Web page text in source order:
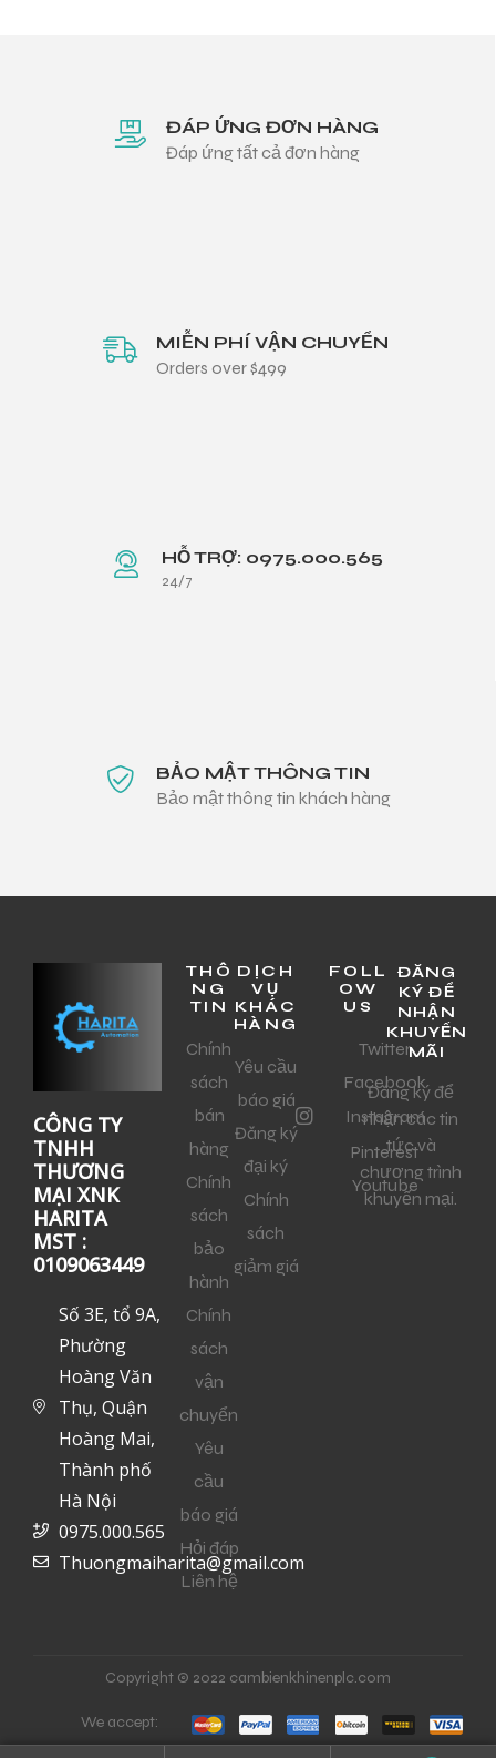
ĐÁP ỨNG ĐƠN HÀNG
Đáp ứng tất cả đơn hàng
MIỄN PHÍ VẬN CHUYỂN
Orders over $499
HỖ TRỢ: 0975.000.565
24/7
BẢO MẬT THÔNG TIN
Bảo mật thông tin khách hàng
CÔNG TY
TNHH
THƯƠNG
MẠI XNK
HARITA
MST :
0109063449
Số 3E, tổ 9A,
Phường
Hoàng Văn
Thụ, Quận
Hoàng Mai,
Thành phố
Hà Nội
0975.000.565
Thuongmaiharita@gmail.com
THÔ
NG
TIN
Chính
sách
bán
hàng
Chính
sách
bảo
hành
Chính
sách
vận
chuyển
Yêu
cầu
báo giá
Hỏi đáp
Liên hệ
DỊCH
VỤ
KHÁC
HÀNG
Yêu cầu
báo giá
Đăng ký
đại ký
Chính
sách
giảm giá
FOLL
OW
US
Twitter
Facebook
Instagram
Pinterest
Youtube
ĐĂNG
KÝ ĐỂ
NHẬN
KHUYẾN
MÃI
Đăng ký để
nhận các tin
tức và
chương trình
khuyến mại.
Copyright © 2022 cambienkhinenplc.com
We accept: